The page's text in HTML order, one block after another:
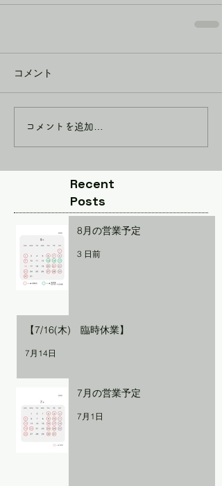
コメント
コメントを追加…
Recent
Posts
8月の営業予定
3 日前
【7/16(木) 臨時休業】
7月14日
7月の営業予定
7月1日